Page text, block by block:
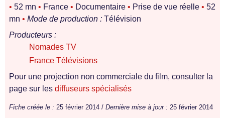
• 52 mn • France • Documentaire • Prise de vue réelle • 52
mn • Mode de production : Télévision
Producteurs :
Nomades TV
France Télévisions
Pour une projection non commerciale du film, consulter la
page sur les diffuseurs spécialisés
Fiche créée le : 25 février 2014 / Dernière mise à jour : 25 février 2014